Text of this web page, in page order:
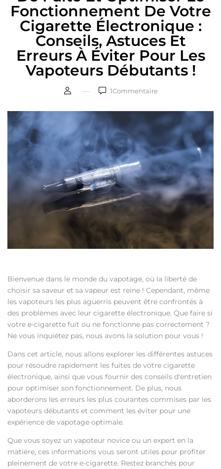
Fonctionnement De Votre
Cigarette Électronique :
Conseils, Astuces Et
Erreurs À Éviter Pour Les
Vapoteurs Débutants !
1Commentaire
Bienvenue dans le monde du vapotage, où la liberté de
choisir sa saveur et sa vapeur est reine ! Cependant, même
les vapoteurs les plus aguerris peuvent être confrontés à
des problèmes avec leur cigarette électronique. Que faire si
votre e-cigarette fuit ou ne fonctionne pas correctement ?
Ne vous inquiétez pas, nous avons la solution pour vous !
Dans cet article, nous allons explorer les différentes astuces
pour résoudre rapidement les fuites de votre cigarette
électronique, ainsi que vous fournir des conseils d'entretien
pour optimiser son fonctionnement. De plus, nous
aborderons les erreurs les plus courantes commises par les
vapoteurs débutants et comment les éviter pour une
expérience de vapotage optimale.
Que vous soyez un vapoteur novice ou un expert en la
matière, ces informations vous seront utiles pour profiter
pleinement de votre e-cigarette. Restez branchés pour